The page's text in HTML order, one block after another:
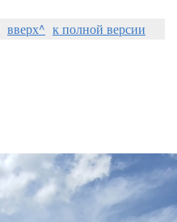
вверх^ к полной версии